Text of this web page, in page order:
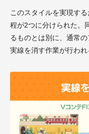
このスタイルを実現す
程が2つに分けられた。
るものとは別に、通常
実線を消す作業が行われ